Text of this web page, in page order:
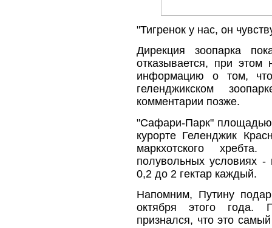
"Тигренок у нас, он
Дирекция зоопарка
отказывается, при этом
информацию о том,
геленджикском
комментарии позже.
"Сафари-Парк" площадью
курорте Геленджик
маркхотского
полувольных условиях
0,2 до 2 гектар каждый.
Напомним, Путину
октября этого года.
признался, что это